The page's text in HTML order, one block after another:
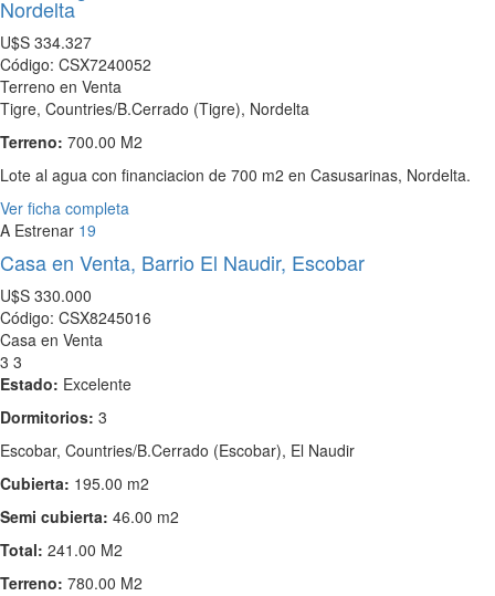
Nordelta
U$S 334.327
Código: CSX7240052
Terreno en Venta
Tigre, Countries/B.Cerrado (Tigre), Nordelta
Terreno: 700.00 M2
Lote al agua con financiacion de 700 m2 en Casusarinas, Nordelta.
Ver ficha completa
A Estrenar 19
Casa en Venta, Barrio El Naudir, Escobar
U$S 330.000
Código: CSX8245016
Casa en Venta
3 3
Estado: Excelente
Dormitorios: 3
Escobar, Countries/B.Cerrado (Escobar), El Naudir
Cubierta: 195.00 m2
Semi cubierta: 46.00 m2
Total: 241.00 M2
Terreno: 780.00 M2